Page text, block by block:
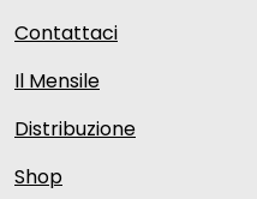
Contattaci
Il Mensile
Distribuzione
Shop